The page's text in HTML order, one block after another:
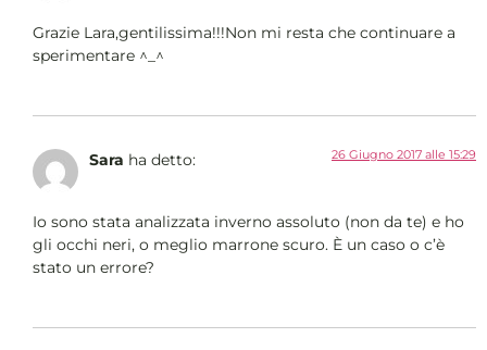
Grazie Lara,gentilissima!!!Non mi resta che continuare a
sperimentare ^_^
Sara ha detto: 26 Giugno 2017 alle 15:29
Io sono stata analizzata inverno assoluto (non da te) e ho
gli occhi neri, o meglio marrone scuro. È un caso o c’è
stato un errore?